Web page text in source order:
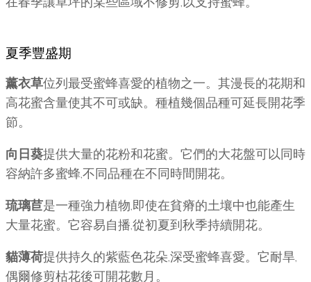
在春季讓草坪的某些區域不修剪,以支持蜜蜂。
夏季豐盛期
薰衣草位列最受蜜蜂喜愛的植物之一。其漫長的花期和
高花蜜含量使其不可或缺。種植幾個品種可延長開花季
節。
向日葵提供大量的花粉和花蜜。它們的大花盤可以同時
容納許多蜜蜂,不同品種在不同時間開花。
琉璃苣是一種強力植物,即使在貧瘠的土壤中也能產生
大量花蜜。它容易自播,從初夏到秋季持續開花。
貓薄荷提供持久的紫藍色花朵,深受蜜蜂喜愛。它耐旱,
偶爾修剪枯花後可開花數月。